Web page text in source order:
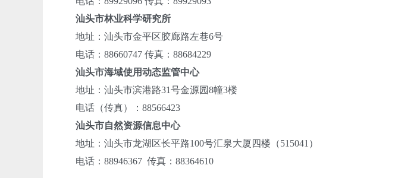
汕头市林业科学研究所
地址：汕头市金平区胶廊路左巷6号
电话：88660747 传真：88684229
汕头市海域使用动态监管中心
地址：汕头市滨港路31号金源园8幢3楼
电话（传真）：88566423
汕头市自然资源信息中心
地址：汕头市龙湖区长平路100号汇泉大厦四楼（515041）
电话：88946367 传真：88364610